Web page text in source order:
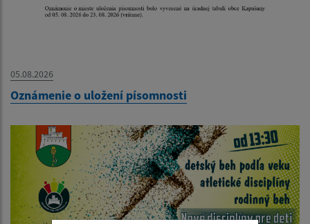
05.08.2026
Oznámenie o uložení písomnosti